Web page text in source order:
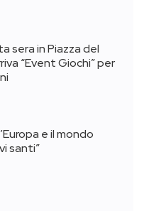
sera in Piazza del
“Event Giochi” per
e il mondo
santi”